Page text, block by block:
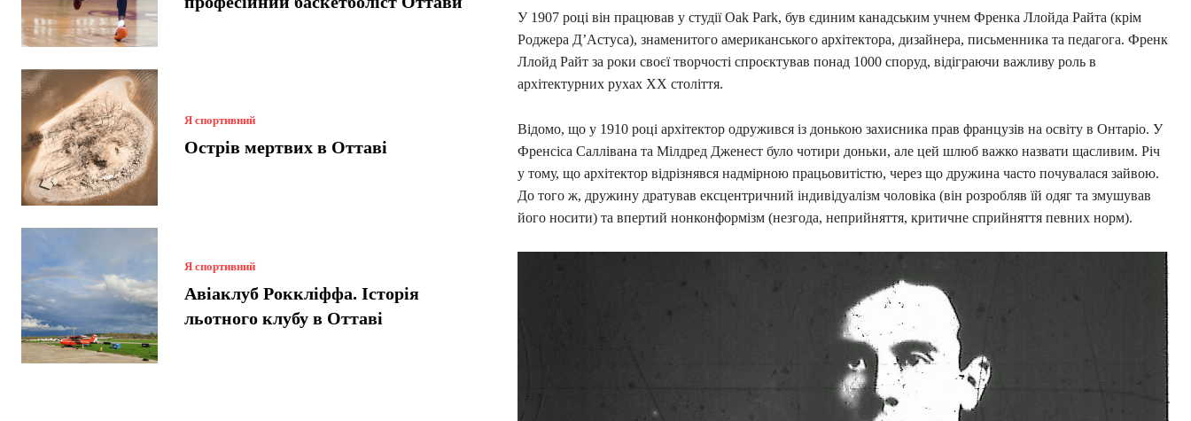
Я спортивний
Острів мертвих в Оттаві
Я спортивний
Авіаклуб Роккліффа. Історія
льотного клубу в Оттаві
У 1907 році він працював у студії Oak Park, був єдиним канадським учнем Френка Ллойда Райта (крім
Роджера Д’Астуса), знаменитого американського архітектора, дизайнера, письменника та педагога. Френк
Ллойд Райт за роки своєї творчості спроєктував понад 1000 споруд, відіграючи важливу роль в
архітектурних рухах XX століття.
Відомо, що у 1910 році архітектор одружився із донькою захисника прав французів на освіту в Онтаріо. У
Френсіса Саллівана та Мілдред Дженест було чотири доньки, але цей шлюб важко назвати щасливим. Річ
у тому, що архітектор відрізнявся надмірною працьовитістю, через що дружина часто почувалася зайвою.
До того ж, дружину дратував ексцентричний індивідуалізм чоловіка (він розробляв їй одяг та змушував
його носити) та впертий нонконформізм (незгода, неприйняття, критичне сприйняття певних норм).